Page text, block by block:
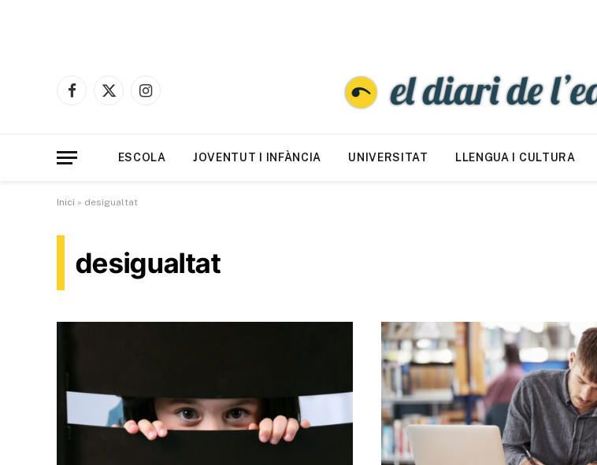
Facebook
X
Instagram
ESCOLA JOVENTUT I INFÀNCIA UNIVERSITAT LLENGUA I CULTURA
Inici » desigualtat
desigualtat